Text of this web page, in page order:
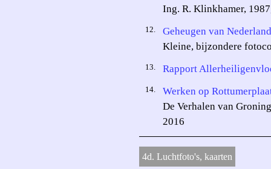
Ing. R. Klinkhamer,
12.
Geheugen van Nederland
Kleine, bijzondere
13. Rapport
14.
Werken op
De Verhalen van
2016
4d. Luchtfoto's, kaarten